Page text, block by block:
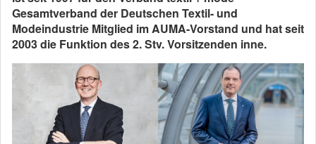
Gesamtverband der Deutschen Textil- und
Modeindustrie Mitglied im AUMA-Vorstand und hat seit
2003 die Funktion des 2. Stv. Vorsitzenden inne.